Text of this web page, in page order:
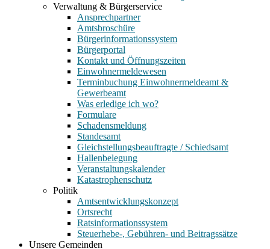
Verwaltung & Bürgerservice
Ansprechpartner
Amtsbroschüre
Bürgerinformationssystem
Bürgerportal
Kontakt und Öffnungszeiten
Einwohnermeldewesen
Terminbuchung Einwohnermeldeamt &
Gewerbeamt
Was erledige ich wo?
Formulare
Schadensmeldung
Standesamt
Gleichstellungsbeauftragte / Schiedsamt
Hallenbelegung
Veranstaltungskalender
Katastrophenschutz
Politik
Amtsentwicklungskonzept
Ortsrecht
Ratsinformationssystem
Steuerhebe-, Gebühren- und Beitragssätze
Unsere Gemeinden